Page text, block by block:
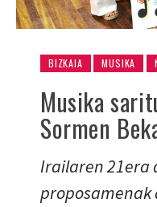
BIZKAIA MUSIKA
Musika
Sormen
Irailaren 21era
proposamenak